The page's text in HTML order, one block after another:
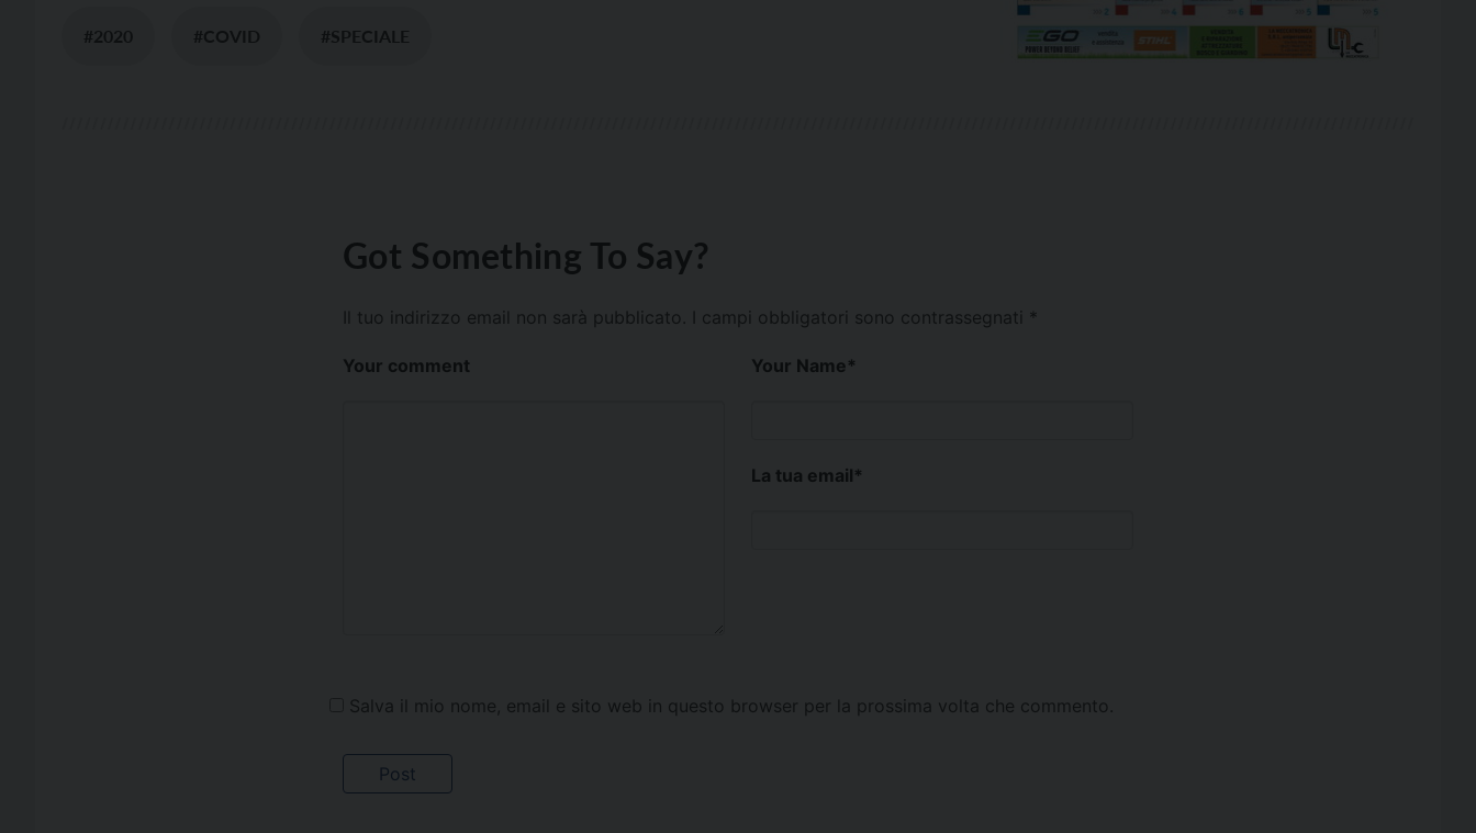
#2020 #COVID #SPECIALE
Got Something To Say?
Il tuo indirizzo email non sarà pubblicato. I campi obbligatori sono contrassegnati *
Your comment Your Name*
La tua email*
Salva il mio nome, email e sito web in questo browser per la prossima volta che commento.